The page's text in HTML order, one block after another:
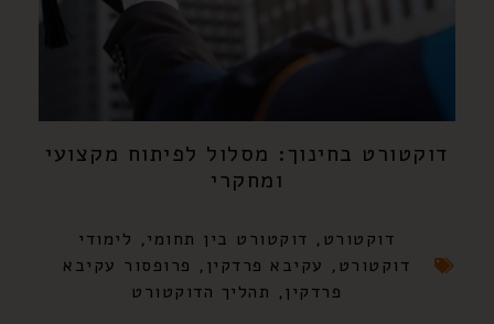
דוקטורט בחינוך: מסלול לפיתוח מקצועי
ומחקרי
דוקטורט, דוקטורט בין תחומי, לימודי
דוקטורט, עקיבא פרדקין, פרופסור עקיבא
פרדקין, תהליך הדוקטורט